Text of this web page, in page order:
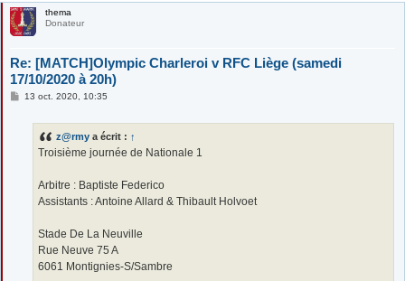
thema
Donateur
Re: [MATCH]Olympic Charleroi v RFC Liège (samedi
17/10/2020 à 20h)
M13 oct. 2020, 10:35
z@rmy a écrit : ↑
Troisième journée de Nationale 1
Arbitre : Baptiste Federico
Assistants : Antoine Allard & Thibault Holvoet
Stade De La Neuville
Rue Neuve 75 A
6061 Montignies-S/Sambre